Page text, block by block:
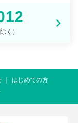
く）
はじめての方